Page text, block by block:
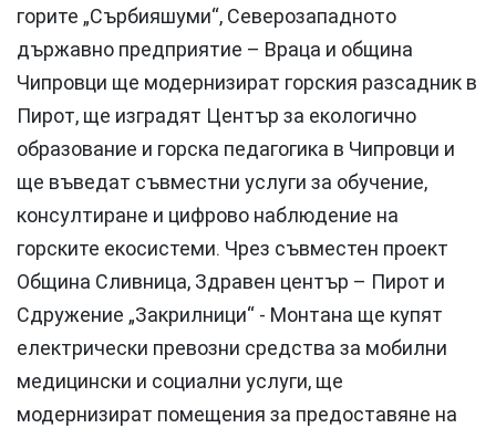
горите „Сърбияшуми“, Северозападното
държавно предприятие – Враца и община
Чипровци ще модернизират горския разсадник в
Пирот, ще изградят Център за екологично
образование и горска педагогика в Чипровци и
ще въведат съвместни услуги за обучение,
консултиране и цифрово наблюдение на
горските екосистеми. Чрез съвместен проект
Община Сливница, Здравен център – Пирот и
Сдружение „Закрилници“ - Монтана ще купят
електрически превозни средства за мобилни
медицински и социални услуги, ще
модернизират помещения за предоставяне на